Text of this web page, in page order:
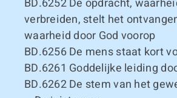
verbreiden, stelt het
waarheid door God voorop
BD.6256De mens staat kort
BD.6261 Goddelijke leiding
BD.6262De stem van het